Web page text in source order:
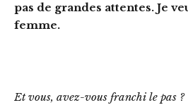
pas de grandes attentes. Je
femme.
Et vous, avez-vous franchi le pas ?